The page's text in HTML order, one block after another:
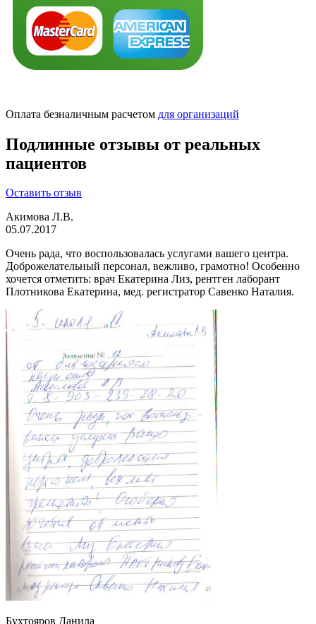
Оплата безналичным расчетом для организаций
Подлинные отзывы от реальных
пациентов
Оставить отзыв
Акимова Л.В.
05.07.2017
Очень рада, что воспользовалась услугами вашего центра.
Доброжелательный персонал, вежливо, грамотно! Особенно
хочется отметить: врач Екатерина Лиз, рентген лаборант
Плотникова Екатерина, мед. регистратор Савенко Наталия.
Бухтояров Данила